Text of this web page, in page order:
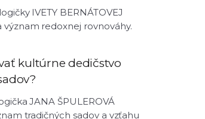
IVETY BERNÁTOVEJ
význam redoxnej rovnováhy.
kultúrne dedičstvo
JANA ŠPULEROVÁ
tradičných sadov a vzťahu